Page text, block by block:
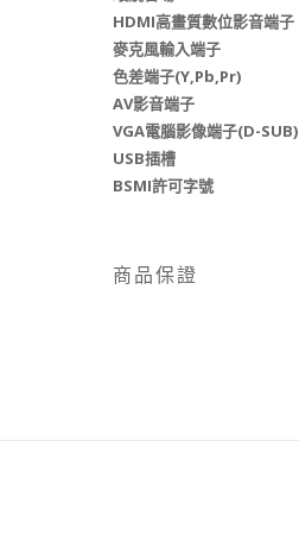
HDMI高畫質數位影音端子
麥克風輸入端子
色差端子(Y,Pb,Pr)
AV影音端子
VGA電腦影像端子(D-SUB)
USB插槽
BSMI許可字號
商品保證